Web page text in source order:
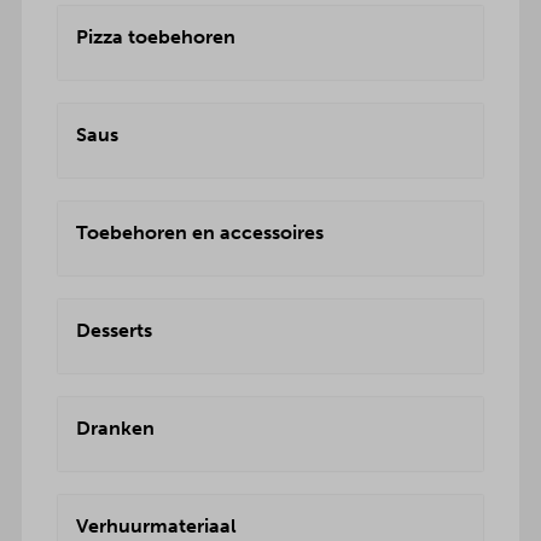
Pizza toebehoren
Saus
Toebehoren en accessoires
Desserts
Dranken
Verhuurmateriaal